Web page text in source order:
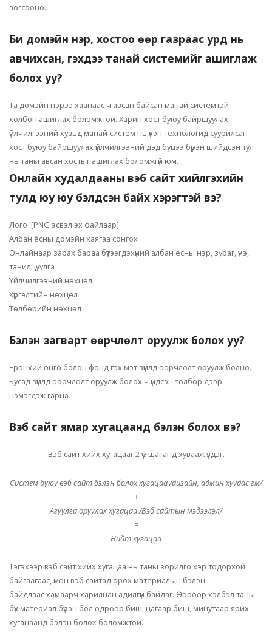
зогсооно.
Би домэйн нэр, хостоо өөр газраас урд нь
авчихсан, гэхдээ танай системийг ашиглаж
болох уу?
Та домэйн нэрээ хаанаас ч авсан байсан манай системтэй
холбон ашиглах боломжтой. Харин хост буюу байршуулах
үйлчилгээний хувьд манай систем нь үүлэн технологид суурилсан
хост буюу байршуулах үйлчилгээний дэд бүтцээ бүрэн шийдсэн тул
нь таны авсан хостыг ашиглах боломжгүй юм.
Онлайн худалдааны вэб сайт хийлгэхийн
тулд юу юу бэлдсэн байх хэрэгтэй вэ?
Лого [PNG эсвэл эх файлаар]
Албан ёсны домэйн хаягаа сонгох
Онлайнаар зарах бараа бүтээгдэхүүний албан ёсны нэр, зураг, үнэ,
танилцуулга
Үйлчилгээний нөхцөл
Хүргэлтийн нөхцөл
Төлбөрийн нөхцөл
Бэлэн загварт өөрчлөлт оруулж болох уу?
Ерөнхий өнгө болон фонд гэх мэт зүйлд өөрчлөлт оруулж болно.
Бусад зүйлд өөрчлөлт оруулж болох ч үндсэн төлбөр дээр
нэмэгдэж гарна.
Вэб сайт ямар хугацаанд бэлэн болох вэ?
Вэб сайт хийх хугацааг 2 үе шатанд хувааж үздэг.
Систем буюу вэб сайт бэлэн болох хугацаа /дизайн, админ хуудас гм/
+
Агуулга оруулах хугацаа /Вэб сайтын мэдээлэл/
=
Нийт хугацаа
Тэгэхээр вэб сайт хийх хугацаа нь таны зорилго хэр тодорхой
байгаагаас, мөн вэб сайтад орох материалын бэлэн
байдлаас хамаарч харилцан адилгүй байдаг. Өөрөөр хэлбэл таны
бүх материал бүрэн бол өдрөөр биш, цагаар биш, минутаар ярих
хугацаанд бэлэн болох боломжтой.